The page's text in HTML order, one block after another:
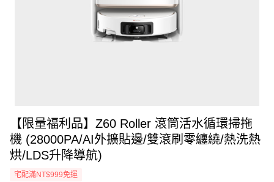
【限量福利品】Z60 Roller 滾筒活水循環掃拖
機 (28000PA/AI外擴貼邊/雙滾刷零纏繞/熱洗熱
烘/LDS升降導航)
宅配滿NT$999免運